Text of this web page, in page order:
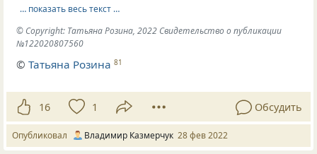
… показать весь текст …
© Copyright: Татьяна Розина, 2022 Свидетельство о публикации
№122020807560
©Татьяна Розина 81
16 1 Обсудить
Опубликовал Владимир Казмерчук 28 фев 2022